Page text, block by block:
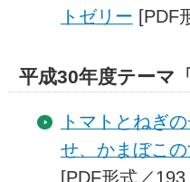
トゼリー [PDF
平成30年度テーマ
トマトとねぎ
せ、かまぼこ
[PDF形式／